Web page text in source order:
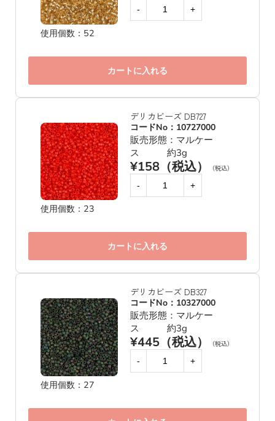
使用個数：52
- +
カートに入れる
使用個数：23
デリカビーズ DB727
コードNo：10727000
販売形態：マルケー
ス 約3g
¥158（税込） （税込）
- +
カートに入れる
使用個数：27
デリカビーズ DB327
コードNo：10327000
販売形態：マルケー
ス 約3g
¥445（税込） （税込）
- +